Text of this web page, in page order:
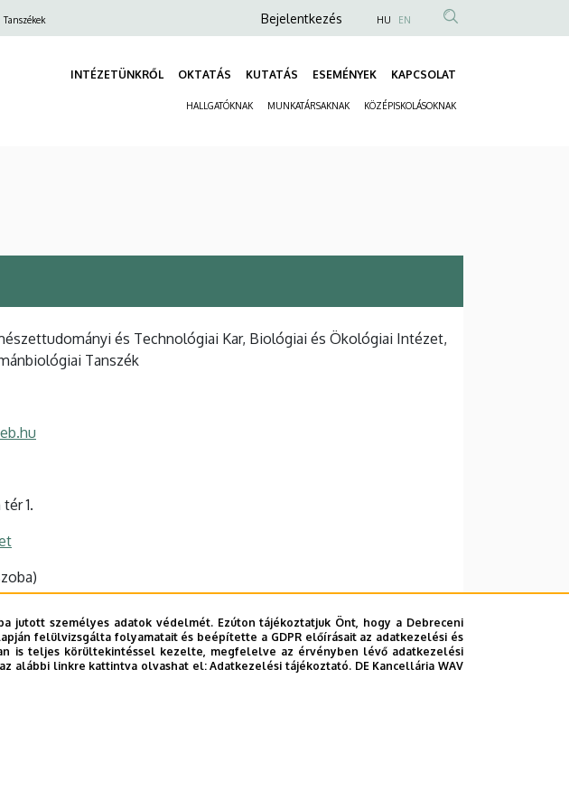
Tanszékek
Anonim
fiók
menüje
Bejelentkezés HU EN
INTÉZETÜNKRŐL OKTATÁS KUTATÁS ESEMÉNYEK KAPCSOLAT
HALLGATÓKNAK MUNKATÁRSAKNAK KÖZÉPISKOLÁSOKNAK
és Technológiai Kar, Biológiai és Ökológiai Intézet,
Tanszék
1.
jutott személyes adatok védelmét. Ezúton tájékoztatjuk Önt, hogy a Debreceni
felülvizsgálta folyamatait és beépítette a GDPR előírásait az adatkezelési és
is teljes körültekintéssel kezelte, megfelelve az érvényben lévő adatkezelési
alábbi linkre kattintva olvashat el:Adatkezelési tájékoztató. DE Kancellária WAV